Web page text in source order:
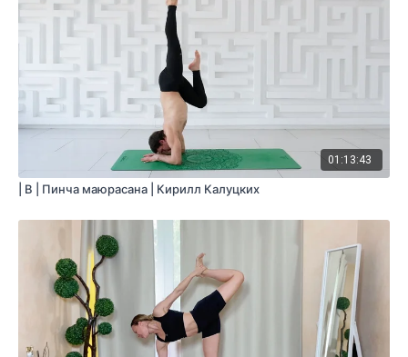
01:13:43
| B | Пинча маюрасана | Кирилл Калуцких